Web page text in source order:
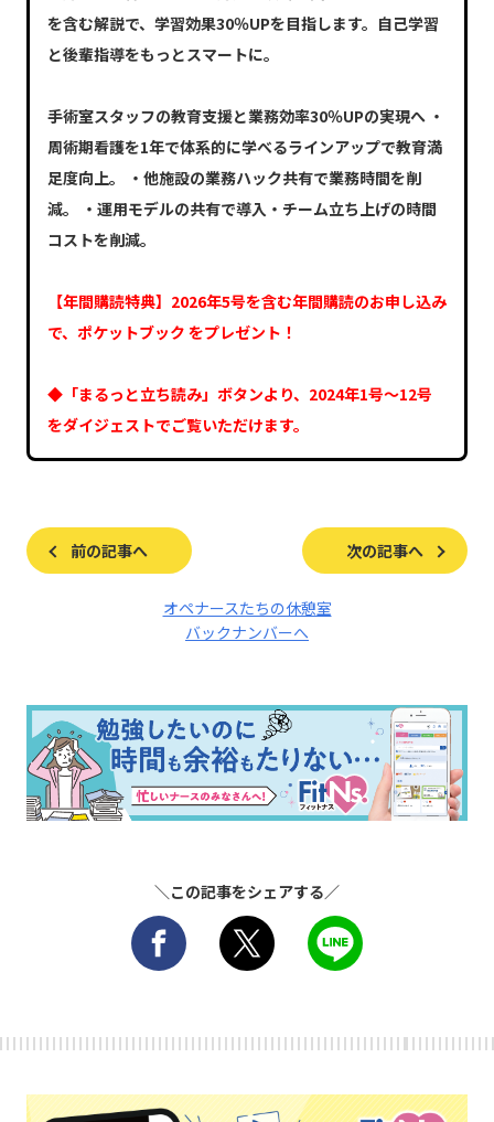
を含む解説で、学習効果30％UPを目指します。自己学習
と後輩指導をもっとスマートに。
手術室スタッフの教育支援と業務効率30％UPの実現へ ・
周術期看護を1年で体系的に学べるラインアップで教育満
足度向上。 ・他施設の業務ハック共有で業務時間を削
減。 ・運用モデルの共有で導入・チーム立ち上げの時間
コストを削減。
【年間購読特典】2026年5号を含む年間購読のお申し込み
で、ポケットブック をプレゼント！
◆「まるっと立ち読み」ボタンより、2024年1号～12号
をダイジェストでご覧いただけます。
前の記事へ 次の記事へ
オペナースたちの休憩室
バックナンバーへ
＼この記事をシェアする／